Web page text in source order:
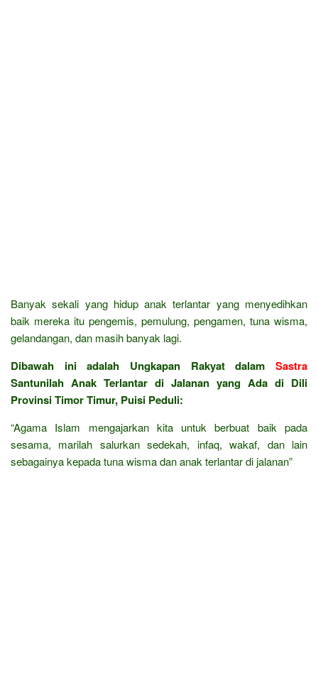
Banyak sekali yang hidup anak terlantar yang menyedihkan
baik mereka itu pengemis, pemulung, pengamen, tuna wisma,
gelandangan, dan masih banyak lagi.
Dibawah ini adalah Ungkapan Rakyat dalam Sastra
Santunilah Anak Terlantar di Jalanan yang Ada di Dili
Provinsi Timor Timur, Puisi Peduli:
“Agama Islam mengajarkan kita untuk berbuat baik pada
sesama, marilah salurkan sedekah, infaq, wakaf, dan lain
sebagainya kepada tuna wisma dan anak terlantar di jalanan”